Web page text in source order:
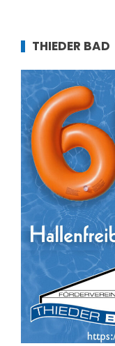
THIEDER BAD